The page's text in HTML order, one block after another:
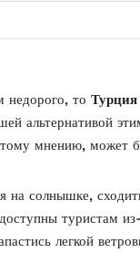
недорого, то Турция
альтернативой
мнению, может
на солнышке,
туристам
легкой